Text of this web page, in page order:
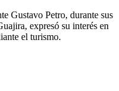
Gustavo Petro, durante sus
expresó su interés en
el turismo.